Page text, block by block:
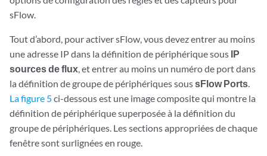
sFlow.
Tout d’abord, pour activer sFlow, vous devez entrer au moins
une adresse IP dans la définition de périphérique sous IP
sources de flux, et entrer au moins un numéro de port dans
la définition de groupe de périphériques soussFlow Ports.
La figure 5ci-dessous est une image composite qui montre la
définition de périphérique superposée à la définition du
groupe de périphériques. Les sections appropriées de chaque
fenêtre sont surlignées en rouge.